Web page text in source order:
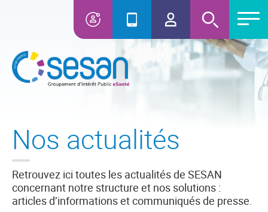
Nos actualités
Retrouvez ici toutes les actualités de SESAN
concernant notre structure et nos solutions :
articles d’informations et communiqués de presse.